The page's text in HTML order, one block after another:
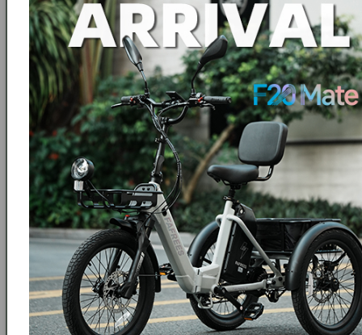
Paketti sisältää
1 x laturi
1 x kaapeli
Toimitustiedot
Toimitusaika: 14työpäivää Kiinasta
Ilmainen toimitus Ilmainen toimitus